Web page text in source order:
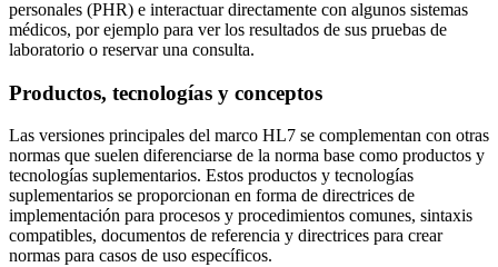
personales (PHR) e interactuar directamente con algunos sistemas
médicos, por ejemplo para ver los resultados de sus pruebas de
laboratorio o reservar una consulta.
Productos, tecnologías y conceptos
Las versiones principales del marco HL7 se complementan con otras
normas que suelen diferenciarse de la norma base como productos y
tecnologías suplementarios. Estos productos y tecnologías
suplementarios se proporcionan en forma de directrices de
implementación para procesos y procedimientos comunes, sintaxis
compatibles, documentos de referencia y directrices para crear
normas para casos de uso específicos.